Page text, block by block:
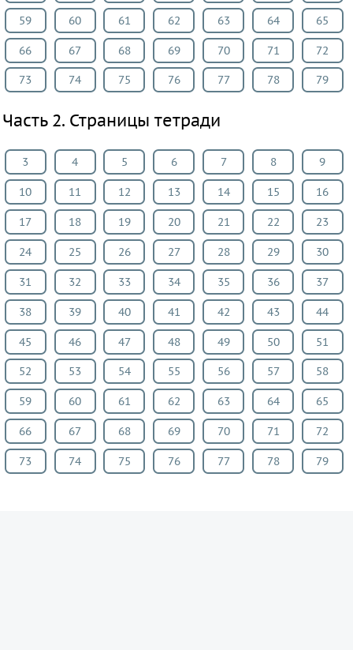
59 60 61 62 63 64 65
66 67 68 69 70 71 72
73 74 75 76 77 78 79
Часть 2. Страницы тетради
3 4 5 6 7 8 9
10 11 12 13 14 15 16
17 18 19 20 21 22 23
24 25 26 27 28 29 30
31 32 33 34 35 36 37
38 39 40 41 42 43 44
45 46 47 48 49 50 51
52 53 54 55 56 57 58
59 60 61 62 63 64 65
66 67 68 69 70 71 72
73 74 75 76 77 78 79